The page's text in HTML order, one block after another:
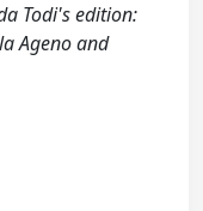
Todi's edition:
Ageno and